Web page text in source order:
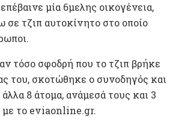
μία 6μελης οικογένεια,
τζιπ αυτοκίνητο στο οποίο
τόσο σφοδρή που το τζιπ βρήκε
του, σκοτώθηκε ο συνοδηγός και
8 άτομα, ανάμεσά τους και 3
με το eviaonline.gr.